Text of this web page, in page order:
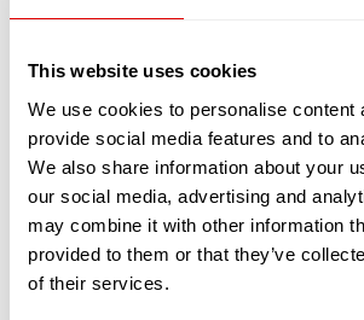
This website uses cookies
We use cookies to personalise content
provide social media features and to
We also share information about your
our social media, advertising and
may combine it with other information
provided to them or that they’ve
of their services.
La deuxième catégorie de
maisonnées en coliving
Les logements en coliving
partagé entre une quinzaine
maximum. Tous vivent sous le
bénéficiant de chambres et de
En revanche, le salon, la cuisine
L’objectif est de favoriser les
soutien et l’entraide entre